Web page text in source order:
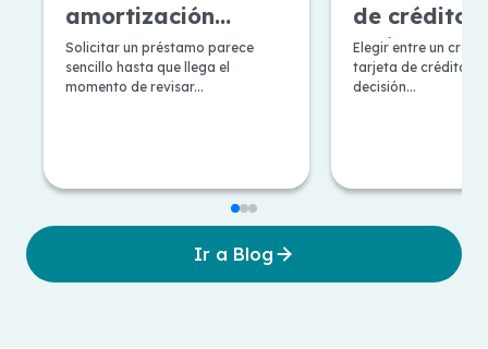
amortización
Francesa y
Alemana: Pros y
Solicitar un préstamo parece
sencillo hasta que llega el
momento de revisar...
de crédito:
mejor
necesidad?
Elegir entre un
tarjeta de crédito,
decisión...
Ir a Blog